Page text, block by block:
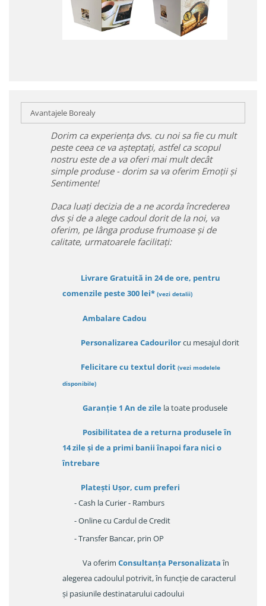
Avantajele Borealy
Dorim ca experiența dvs. cu noi sa fie cu mult
peste ceea ce va așteptați, astfel ca scopul
nostru este de a va oferi mai mult decât
simple produse - dorim sa va oferim Emoții și
Sentimente!
Daca luați decizia de a ne acorda încrederea
dvs și de a alege cadoul dorit de la noi, va
oferim, pe lânga produse frumoase și de
calitate, urmatoarele facilitați:
Livrare Gratuită in 24 de ore, pentru
comenzile peste 300 lei* (vezi detalii)
Ambalare Cadou
Personalizarea Cadourilorcu mesajul dorit
Felicitare cu textul dorit (vezi modelele
disponibile)
Garanție 1 An de zile la toate produsele
Posibilitatea de a returna produsele în
14 zileși de a primi banii înapoi fara nici o
întrebare
Platești Ușor, cum preferi
- Cash la Curier - Ramburs
- Online cu Cardul de Credit
- Transfer Bancar, prin OP
Va oferim Consultanța Personalizataîn
alegerea cadoulul potrivit, în funcție de caracterul
și pasiunile destinatarului cadoului